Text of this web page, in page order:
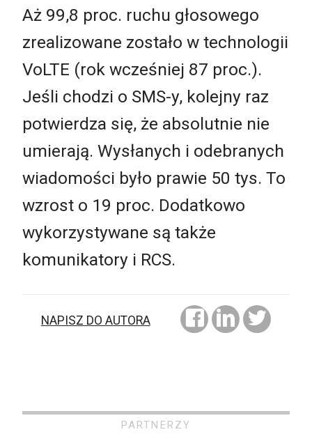
Aż 99,8 proc. ruchu głosowego
zrealizowane zostało w technologii
VoLTE (rok wcześniej 87 proc.).
Jeśli chodzi o SMS-y, kolejny raz
potwierdza się, że absolutnie nie
umierają. Wysłanych i odebranych
wiadomości było prawie 50 tys. To
wzrost o 19 proc. Dodatkowo
wykorzystywane są także
komunikatory i RCS.
NAPISZ DO AUTORA
PARTNERZY